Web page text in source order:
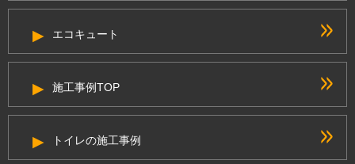
エコキュート
施工事例TOP
トイレの施工事例